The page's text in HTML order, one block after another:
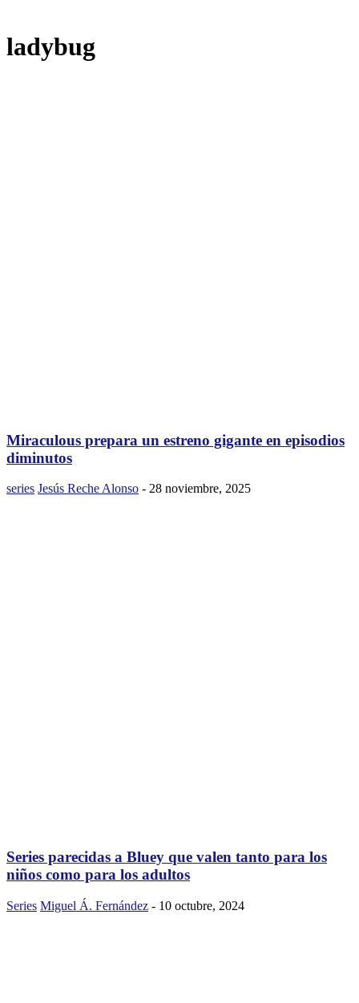
ladybug
Miraculous prepara un estreno gigante en episodios
diminutos
series Jesús Reche Alonso - 28 noviembre, 2025
Series parecidas a Bluey que valen tanto para los
niños como para los adultos
Series Miguel Á. Fernández - 10 octubre, 2024